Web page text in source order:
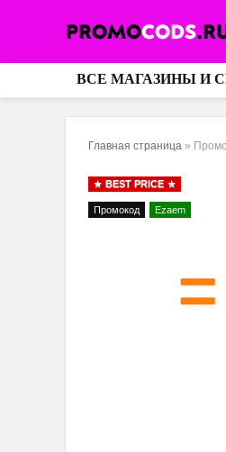
ВСЕ МАГАЗИНЫ И
Главная страница »
BEST PRICE
Промокод Ezaem